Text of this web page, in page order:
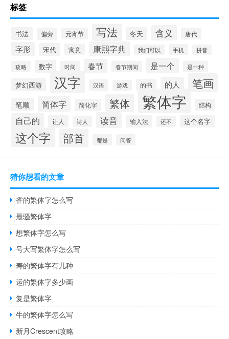
标签
书法 偏旁 元宵节 写法 冬天 含义 唐代
字形 宋代 寓意 康熙字典 我们可以 手机 拼音
攻略 数字 时间 春节 春节期间 是一个 是一种
梦幻西游 汉字 汉语 游戏 的书 的人 笔画
笔顺 简体字 简化字 繁体 繁体字 结构
自己的 让人 诗人 读音 输入法 还不 这个名字
这个字 部首 都是 问答
猜你想看的文章
雀的繁体字怎么写
最骚繁体字
想繁体字怎么写
号大写繁体字怎么写
寿的繁体字有几种
运的繁体字多少画
复是繁体字
牛的繁体字怎么写
新月Crescent攻略